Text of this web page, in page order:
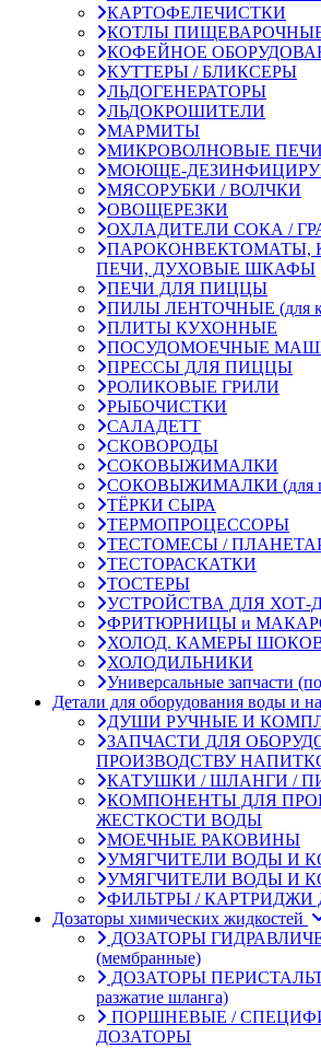
КАРТОФЕЛЕЧИСТКИ
КОТЛЫ
КОФЕЙНОЕ
КУТТЕРЫ / БЛИКСЕРЫ
ЛЬДОГЕНЕРАТОРЫ
ЛЬДОКРОШИТЕЛИ
МАРМИТЫ
МИКРОВОЛНОВЫЕ ПЕЧИ
МОЮЩЕ-
МЯСОРУБКИ / ВОЛЧКИ
ОВОЩЕРЕЗКИ
ОХЛАДИТЕЛИ СОКА /
ПАРОКОНВЕКТОМАТЫ,
ПЕЧИ, ДУХОВЫЕ ШКАФЫ
ПЕЧИ ДЛЯ ПИЦЦЫ
ПИЛЫ ЛЕНТОЧНЫЕ (для
ПЛИТЫ КУХОННЫЕ
ПОСУДОМОЕЧНЫЕ
ПРЕССЫ ДЛЯ ПИЦЦЫ
РОЛИКОВЫЕ ГРИЛИ
РЫБОЧИСТКИ
САЛАДЕТТ
СКОВОРОДЫ
СОКОВЫЖИМАЛКИ
СОКОВЫЖИМАЛКИ (для
ТЁРКИ СЫРА
ТЕРМОПРОЦЕССОРЫ
ТЕСТОМЕСЫ /
ТЕСТОРАСКАТКИ
ТОСТЕРЫ
УСТРОЙСТВА ДЛЯ ХОТ-
ФРИТЮРНИЦЫ и
ХОЛОД. КАМЕРЫ
ХОЛОДИЛЬНИКИ
Универсальные запчасти
Детали для оборудования воды и
ДУШИ РУЧНЫЕ И
ЗАПЧАСТИ ДЛЯ
ПРОИЗВОДСТВУ
КАТУШКИ / ШЛАНГИ /
КОМПОНЕНТЫ ДЛЯ
ЖЕСТКОСТИ ВОДЫ
МОЕЧНЫЕ РАКОВИНЫ
УМЯГЧИТЕЛИ ВОДЫ И
УМЯГЧИТЕЛИ ВОДЫ И
ФИЛЬТРЫ / КАРТРИДЖИ
Дозаторы химических жидкостей
ДОЗАТОРЫ
(мембранные)
ДОЗАТОРЫ
разжатие шланга)
ПОРШНЕВЫЕ /
ДОЗАТОРЫ